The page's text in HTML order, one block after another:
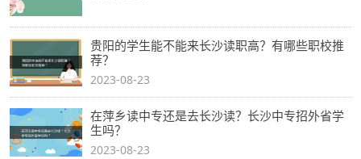
贵阳的学生能不能来长沙读职高？有哪些职校推
荐？
2023-08-23
在萍乡读中专还是去长沙读？长沙中专招外省学
生吗？
2023-08-23